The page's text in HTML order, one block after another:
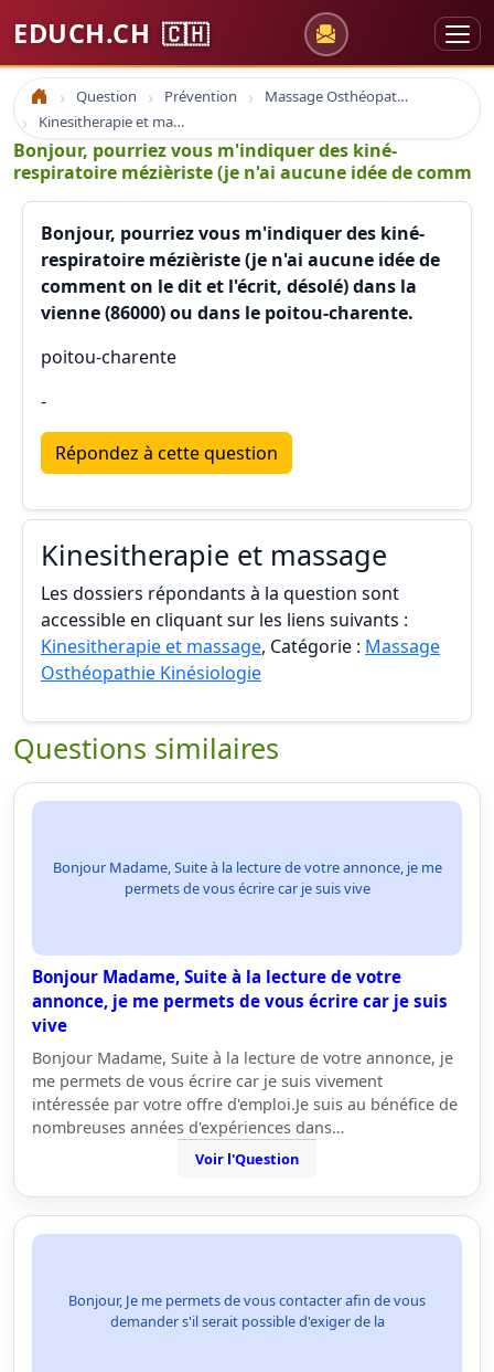
EDUCH.CH 🇨🇭
Accueil Question Prévention
Massage Osthéopathie Kinésiologie
Kinesitherapie et massage
Bonjour, pourriez vous m'indiquer des kiné-
respiratoire mézièriste (je n'ai aucune idée de comm
Bonjour, pourriez vous m'indiquer des kiné-
respiratoire mézièriste (je n'ai aucune idée de
comment on le dit et l'écrit, désolé) dans la
vienne (86000) ou dans le poitou-charente.
poitou-charente
-
Répondez à cette question
Kinesitherapie et massage
Les dossiers répondants à la question sont
accessible en cliquant sur les liens suivants :
Kinesitherapie et massage, Catégorie : Massage
Osthéopathie Kinésiologie
Questions similaires
Bonjour Madame, Suite à la lecture de votre annonce, je me
permets de vous écrire car je suis vive
Bonjour Madame, Suite à la lecture de votre
annonce, je me permets de vous écrire car je suis
vive
Bonjour Madame, Suite à la lecture de votre annonce, je
me permets de vous écrire car je suis vivement
intéressée par votre offre d'emploi.Je suis au bénéfice de
nombreuses années d'expériences dans…
Voir l'Question
Bonjour, Je me permets de vous contacter afin de vous
demander s'il serait possible d'exiger de la